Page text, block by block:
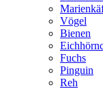
Vögel
Bienen
Fuchs
Pinguin
Reh